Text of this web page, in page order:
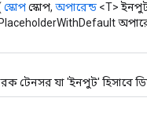
স্কোপস্কোপ, অপারেন্ড <T>
টেনসর যা 'ইনপুট' হিসাবে